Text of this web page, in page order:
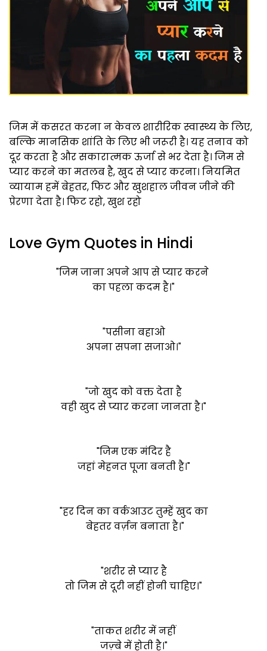
जिम में कसरत करना न केवल शारीरिक स्वास्थ्य के लिए,
बल्कि मानसिक शांति के लिए भी जरूरी है। यह तनाव को
दूर करता है और सकारात्मक ऊर्जा से भर देता है। जिम से
प्यार करने का मतलब है, खुद से प्यार करना। नियमित
व्यायाम हमें बेहतर, फिट और खुशहाल जीवन जीने की
प्रेरणा देता है। फिट रहो, खुश रहो
Love Gym Quotes in Hindi
"जिम जाना अपने आप से प्यार करने
का पहला कदम है।"
"पसीना बहाओ
अपना सपना सजाओ।"
"जो खुद को वक्त देता है
वही खुद से प्यार करना जानता है।"
"जिम एक मंदिर है
जहां मेहनत पूजा बनती है।"
"हर दिन का वर्कआउट तुम्हें खुद का
बेहतर वर्ज़न बनाता है।"
"शरीर से प्यार है
तो जिम से दूरी नहीं होनी चाहिए।"
"ताकत शरीर में नहीं
जज़्बे में होती है।"